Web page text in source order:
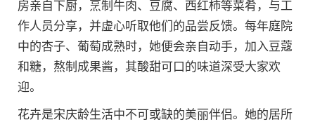
房亲自下厨，烹制牛肉、豆腐、西红柿等菜肴，与工
作人员分享，并虚心听取他们的品尝反馈。每年庭院
中的杏子、葡萄成熟时，她便会亲自动手，加入豆蔻
和糖，熬制成果酱，其酸甜可口的味道深受大家欢
迎。
花卉是宋庆龄生活中不可或缺的美丽伴侣。她的居所